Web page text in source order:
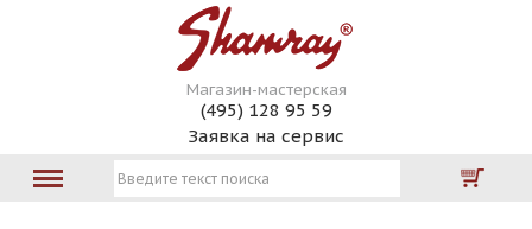
Магазин-мастерская
(495) 128 95 59
Заявка на сервис